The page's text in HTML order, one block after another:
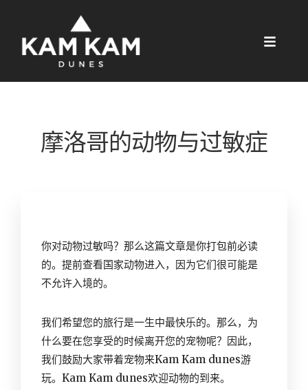
摩洛哥的动物与过敏症
你对动物过敏吗？那么这篇文章是你打包前必读
的。提前查看国家动物进入，因为它们很可能是
不允许入境的。
我们希望您的旅行是一生中最快乐的。那么，为
什么要在您享受的时候离开您的宠物呢？因此，
我们鼓励大家带着宠物来Kam Kam dunes游
玩。Kam Kam dunes欢迎动物的到来。